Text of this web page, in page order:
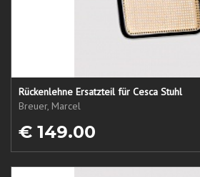
Rückenlehne Ersatzteil für Cesca Stuhl
Breuer, Marcel
€ 149.00